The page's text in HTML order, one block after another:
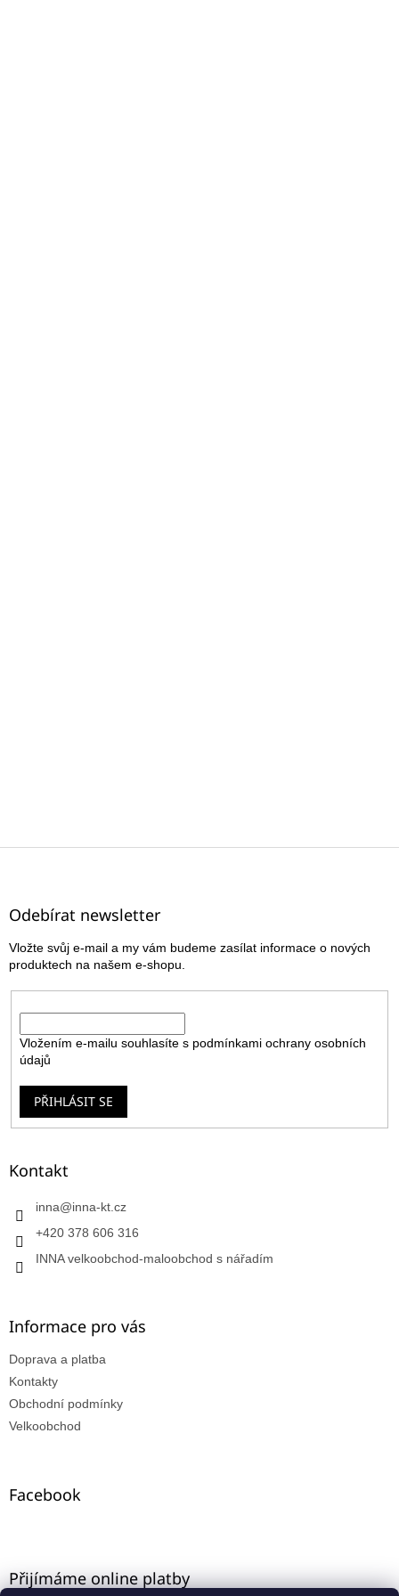
Z
Odebírat newsletter
Vložte svůj e-mail a my vám budeme zasílat informace o nových
produktech na našem e-shopu.
Vložením e-mailu souhlasíte s podmínkami ochrany osobních
údajů
PŘIHLÁSIT SE
Kontakt
inna@inna-kt.cz
+420 378 606 316
INNA velkoobchod-maloobchod s nářadím
Informace pro vás
Doprava a platba
Kontakty
Obchodní podmínky
Velkoobchod
Facebook
Přijímáme online platby